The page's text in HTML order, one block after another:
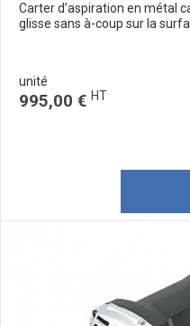
Carter d’aspiration en métal
glisse sans à-coup sur la
unité
995,00 € HT